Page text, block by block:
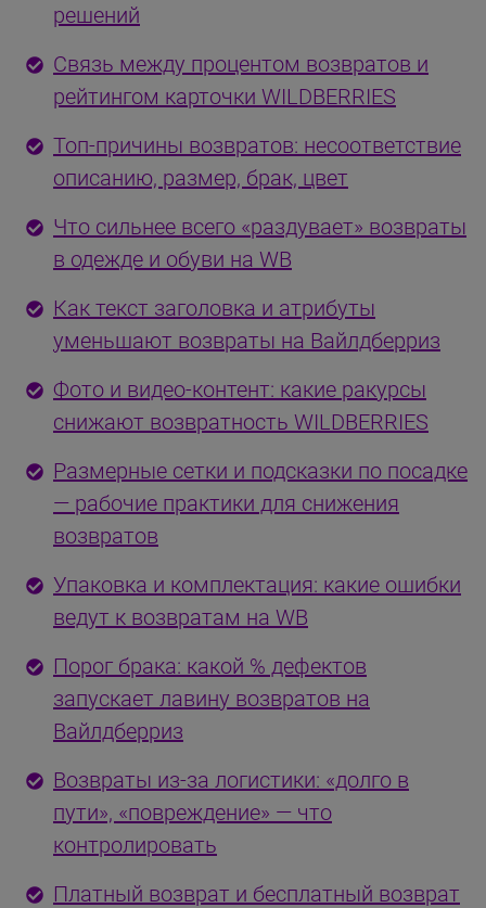
решений
Связь между процентом возвратов и
рейтингом карточки WILDBERRIES
Топ-причины возвратов: несоответствие
описанию, размер, брак, цвет
Что сильнее всего «раздувает» возвраты
в одежде и обуви на WB
Как текст заголовка и атрибуты
уменьшают возвраты на Вайлдберриз
Фото и видео-контент: какие ракурсы
снижают возвратность WILDBERRIES
Размерные сетки и подсказки по посадке
— рабочие практики для снижения
возвратов
Упаковка и комплектация: какие ошибки
ведут к возвратам на WB
Порог брака: какой % дефектов
запускает лавину возвратов на
Вайлдберриз
Возвраты из-за логистики: «долго в
пути», «повреждение» — что
контролировать
Платный возврат и бесплатный возврат